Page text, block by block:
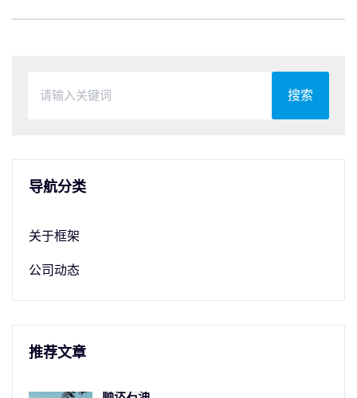
搜索
导航分类
关于框架
公司动态
推荐文章